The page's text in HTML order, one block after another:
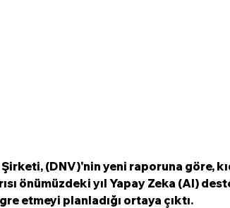
Şirketi, (DNV)'nin yeni raporuna göre,
önümüzdeki yıl Yapay Zeka (AI)
etmeyi planladığı ortaya çıktı.